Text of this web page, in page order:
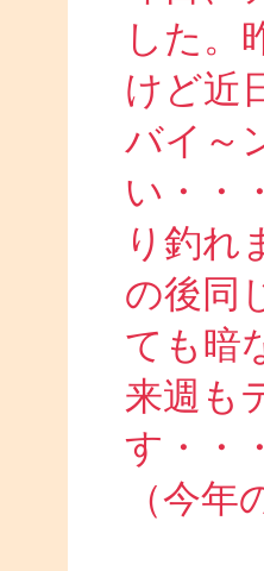
した。
けど近
バイ～
い・・
り釣れ
の後同
ても暗
来週も
す・・・
（今年